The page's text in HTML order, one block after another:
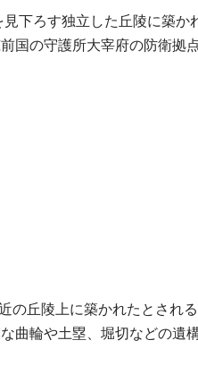
下ろす独立した丘陵に築か
国の守護所大宰府の防衛拠
の丘陵上に築かれたとされ
曲輪や土塁、堀切などの遺